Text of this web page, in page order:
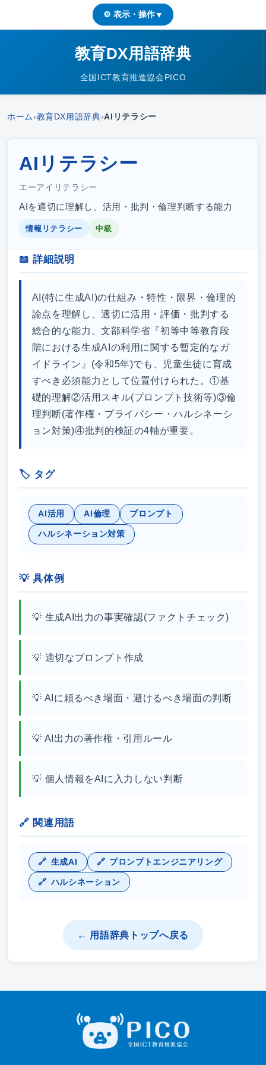
⚙ 表示・操作▼
教育DX用語辞典
全国ICT教育推進協会PICO
ホーム›教育DX用語辞典›AIリテラシー
AIリテラシー
エーアイリテラシー
AIを適切に理解し、活用・批判・倫理判断する能力
情報リテラシー 中級
📖 詳細説明
AI(特に生成AI)の仕組み・特性・限界・倫理的
論点を理解し、適切に活用・評価・批判する
総合的な能力。文部科学省『初等中等教育段
階における生成AIの利用に関する暫定的なガ
イドライン』(令和5年)でも、児童生徒に育成
すべき必須能力として位置付けられた。①基
礎的理解②活用スキル(プロンプト技術等)③倫
理判断(著作権・プライバシー・ハルシネーシ
ョン対策)④批判的検証の4軸が重要。
🏷️ タグ
AI活用 AI倫理 プロンプト
ハルシネーション対策
💡 具体例
💡 生成AI出力の事実確認(ファクトチェック)
💡 適切なプロンプト作成
💡 AIに頼るべき場面・避けるべき場面の判断
💡 AI出力の著作権・引用ルール
💡 個人情報をAIに入力しない判断
🔗 関連用語
生成AI プロンプトエンジニアリング
ハルシネーション
← 用語辞典トップへ戻る